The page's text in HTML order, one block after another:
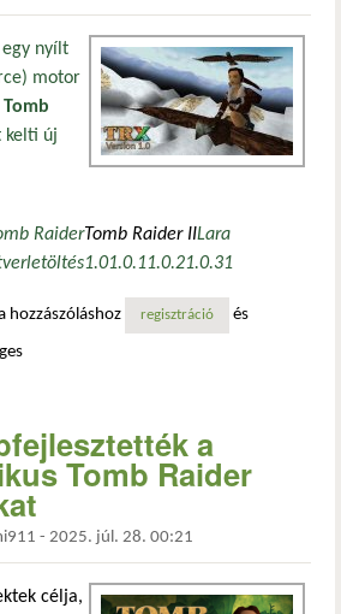
egy nyílt
motor
Tomb
kelti új
RaiderTomb Raider IILara
letöltés1.01.0.11.0.21.0.31
a trx 1.0: nyílt forrású újragondolás a tomb
hozzászóláshoz regisztráció és
a
Tomb Raider
- 2025. júl. 28. 00:21
célja,